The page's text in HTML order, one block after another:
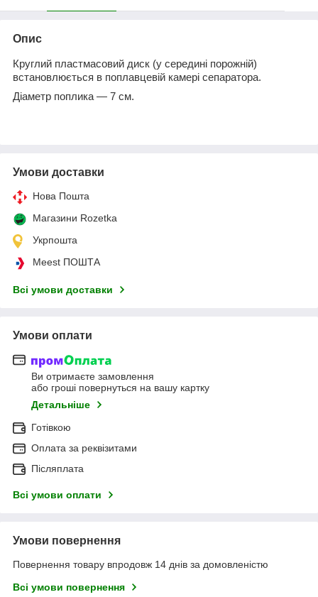
Опис
Круглий пластмасовий диск (у середині порожній)
встановлюється в поплавцевій камері сепаратора.
Діаметр поплика — 7 см.
Умови доставки
Нова Пошта
Магазини Rozetka
Укрпошта
Meest ПОШТА
Всі умови доставки
Умови оплати
Ви отримаєте замовлення
або гроші повернуться на вашу картку
Детальніше
Готівкою
Оплата за реквізитами
Післяплата
Всі умови оплати
Умови повернення
Повернення товару впродовж 14 днів за домовленістю
Всі умови повернення